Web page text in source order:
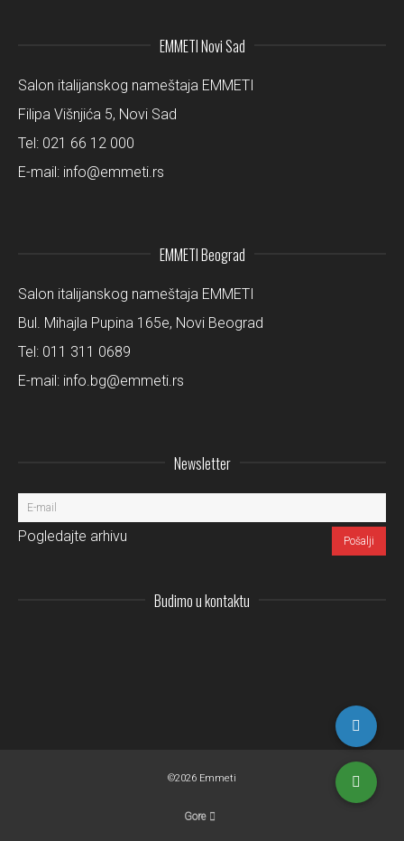
EMMETI Novi Sad
Salon italijanskog nameštaja EMMETI
Filipa Višnjića 5, Novi Sad
Tel: 021 66 12 000
E-mail: info@emmeti.rs
EMMETI Beograd
Salon italijanskog nameštaja EMMETI
Bul. Mihajla Pupina 165e, Novi Beograd
Tel: 011 311 0689
E-mail: info.bg@emmeti.rs
Newsletter
Pogledajte arhivu
Budimo u kontaktu
©2026 Emmeti
Gore